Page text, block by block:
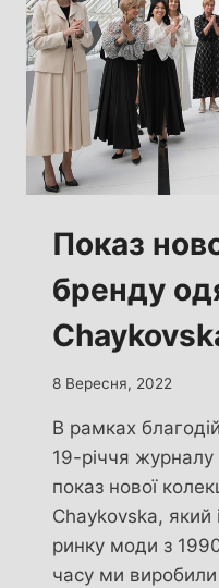
КИЄВІ”
Показ
бренду
8 Вересня, 2022
В рамках
19-річчя
показ нової
Chaykovska, який
ринку моди з
часу ми